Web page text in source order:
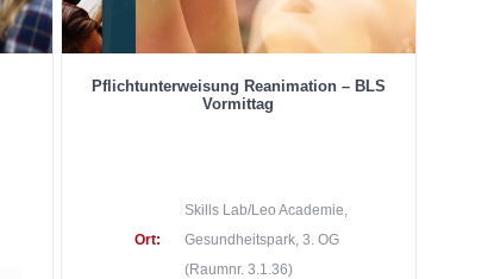
Pflichtunterweisung Reanimation – BLS
Vormittag
Ort:
Skills Lab/Leo Academie,
Gesundheitspark, 3. OG
(Raumnr. 3.1.36)